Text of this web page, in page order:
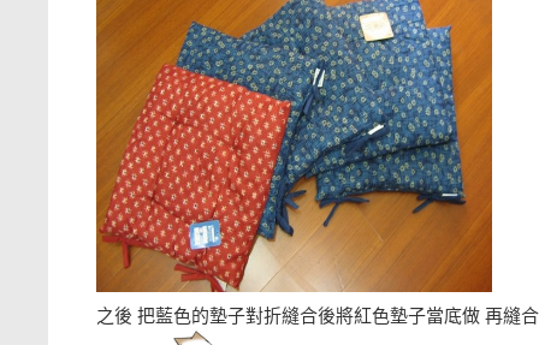
之後 把藍色的墊子對折縫合後將紅色墊子當底做 再縫